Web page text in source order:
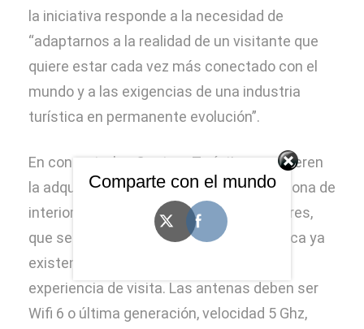
la iniciativa responde a la necesidad de
“adaptarnos a la realidad de un visitante que
quiere estar cada vez más conectado con el
mundo y a las exigencias de una industria
turística en permanente evolución”.
En concreto, los Centros Turísticos requieren
la adquisición de 101 antenas wifi para zona de
interior y de 42 antenas wifi para exteriores,
que se implementarán a la red tecnológica ya
existente, y permitirán la mejora de la
experiencia de visita. Las antenas deben ser
Wifi 6 o última generación, velocidad 5 Ghz,
Comparte con el mundo